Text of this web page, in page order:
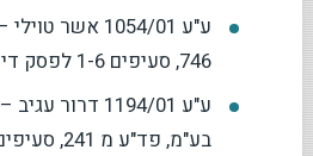
ע"ע 1054/01
746, סעיפים 1-6 לפסק דינו של השופט אדלר
ע"ע 1194/01